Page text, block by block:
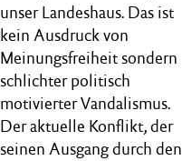
unser Landeshaus. Das ist
kein Ausdruck von
Meinungsfreiheit sondern
schlichter politisch
motivierter Vandalismus.
Der aktuelle Konflikt, der
seinen Ausgang durch den